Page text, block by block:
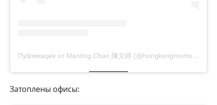
Публикация от Manting Chan 陳文婷 (@hongkongmomslife)
Затоплены офисы: